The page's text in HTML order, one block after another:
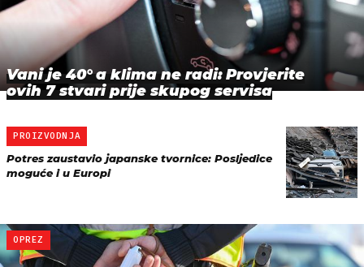
Vani je 40° a klima ne radi: Provjerite
ovih 7 stvari prije skupog servisa
PROIZVODNJA
Potres zaustavio japanske tvornice: Posljedice
moguće i u Europi
OPREZ